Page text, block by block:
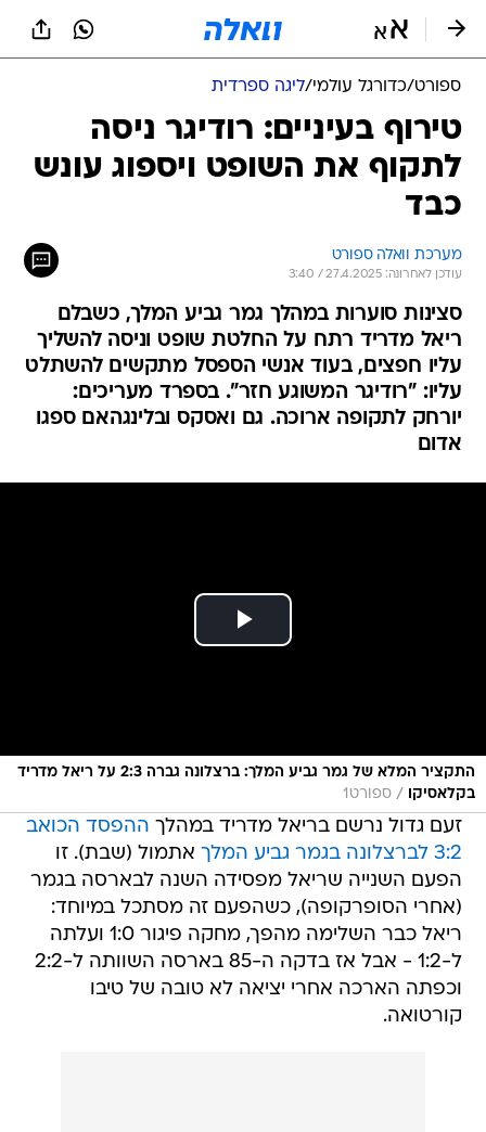
ספורט/כדורגל עולמי/ליגה ספרדית
טירוף בעיניים: רודיגר ניסה
לתקוף את השופט ויספוג עונש
כבד
מערכת וואלה ספורט
עודכן לאחרונה: 27.4.2025 / 3:40
סצינות סוערות במהלך גמר גביע המלך, כשבלם
ריאל מדריד רתח על החלטת שופט וניסה להשליך
עליו חפצים, בעוד אנשי הספסל מתקשים להשתלט
עליו: "רודיגר המשוגע חזר". בספרד מעריכים:
יורחק לתקופה ארוכה. גם ואסקס ובלינגהאם ספגו
אדום
התקציר המלא של גמר גביע המלך: ברצלונה גברה 2:3 על ריאל מדריד
בקלאסיקו
/ ספורט1
זעם גדול נרשם בריאל מדריד במהלך ההפסד הכואב
3:2 לברצלונה בגמר גביע המלך
אתמול (שבת). זו
הפעם השנייה שריאל מפסידה השנה לבארסה בגמר
(אחרי הסופרקופה), כשהפעם זה מסתכל במיוחד:
ריאל כבר השלימה מהפך, מחקה פיגור 1:0 ועלתה
ל-1:2 - אבל אז בדקה ה-85 בארסה השוותה ל-2:2
וכפתה הארכה אחרי יציאה לא טובה של טיבו
קורטואה.